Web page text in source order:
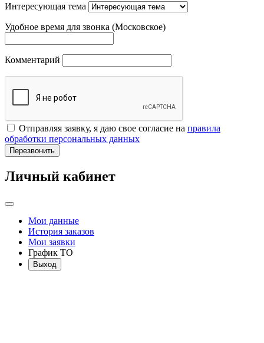
Интересующая тема
Удобное время для звонка (Московское)
Комментарий
Отправляя заявку, я даю свое согласие на правила
обработки персональных данных
Перезвонить
Личный кабинет
Мои данные
История заказов
Мои заявки
График ТО
Выход